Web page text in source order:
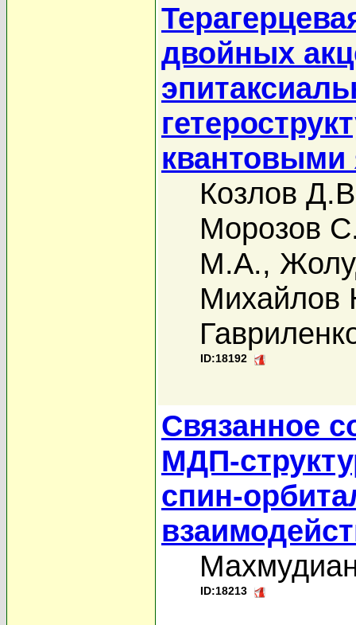
двойных
Козлов
Морозов
М.А.,
Михайлов
ID:18192
Связанное
МДП-
спин-
ID:18213